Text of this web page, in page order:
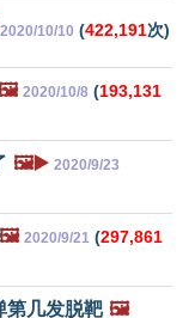
2020/10/10 (422,191次)
2020/10/8 (193,131
🖼️▶️ 2020/9/23
🖼️ 2020/9/21 (297,861
第几发脱靶 🖼️